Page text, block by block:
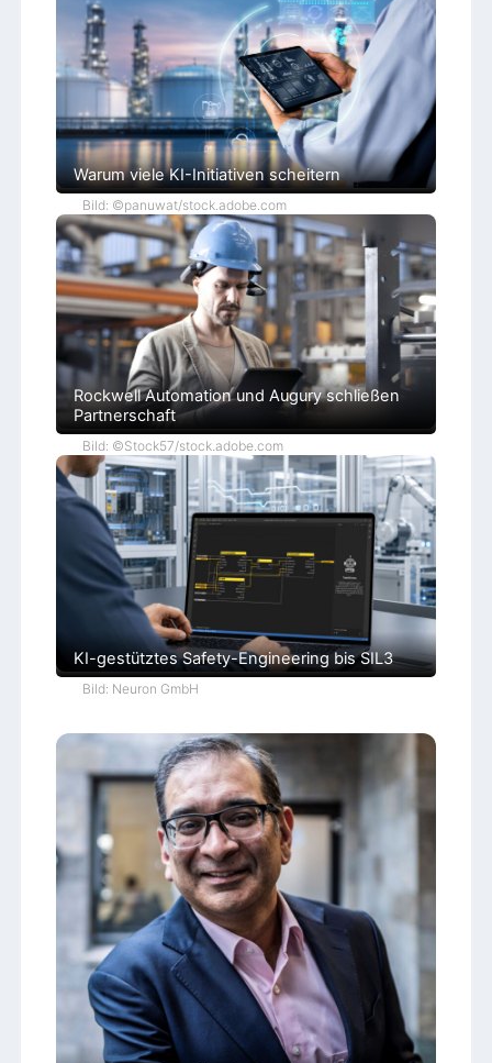
Warum viele KI-Initiativen scheitern
Bild: ©panuwat/stock.adobe.com
Rockwell Automation und Augury schließen
Partnerschaft
Bild: ©Stock57/stock.adobe.com
KI-gestütztes Safety-Engineering bis SIL3
Bild: Neuron GmbH